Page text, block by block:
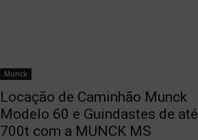
Munck
Locação de Caminhão Munck
Modelo 60 e Guindastes de até
700t com a MUNCK MS